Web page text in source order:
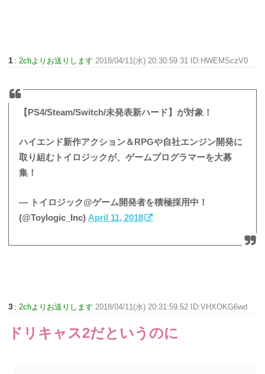
1 : 2chよりお送りします 2018/04/11(水) 20:30:59.31 ID:HWEMSczV0
【PS4/Steam/Switch/未発表新ハード】が対象！
ハイエンド新作アクション＆RPGや自社エンジン開発に
取り組むトイロジックが、ゲームプログラマーを大募
集！
— トイロジック@ゲーム開発者を積極採用中！
(@Toylogic_Inc)April 11, 2018
3 :2chよりお送りします 2018/04/11(水) 20:31:59.52 ID:VHXOKG6wd
ドリキャス2だというのに